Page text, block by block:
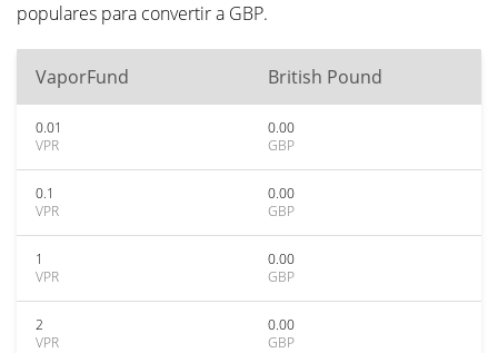
populares para convertir a GBP.
VaporFund British Pound
0.01
VPR
0.00
GBP
0.1
VPR
0.00
GBP
1
VPR
0.00
GBP
2
VPR
0.00
GBP